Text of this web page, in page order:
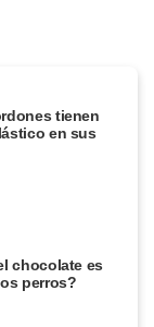
tienen
en sus
chocolate es
perros?